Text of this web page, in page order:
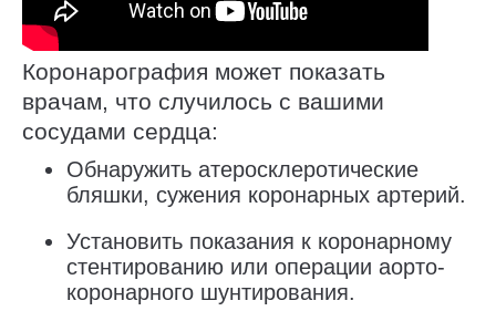
Коронарография может показать
врачам, что случилось с вашими
сосудами сердца:
Обнаружить атеросклеротические
бляшки, сужения коронарных артерий.
Установить показания к коронарному
стентированию или операции аорто-
коронарного шунтирования.